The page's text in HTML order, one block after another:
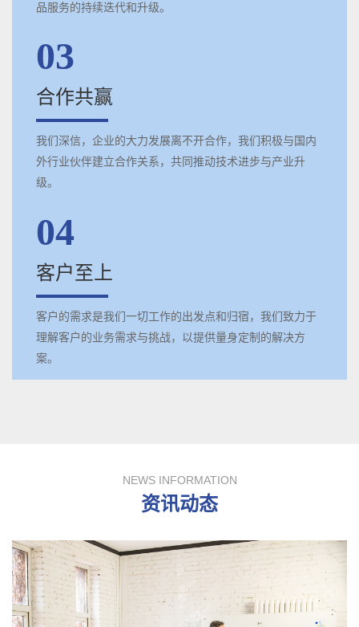
品服务的持续迭代和升级。
03
合作共赢
我们深信，企业的大力发展离不开合作，我们积极与国内
外行业伙伴建立合作关系，共同推动技术进步与产业升
级。
04
客户至上
客户的需求是我们一切工作的出发点和归宿，我们致力于
理解客户的业务需求与挑战，以提供量身定制的解决方
案。
NEWS INFORMATION
资讯动态